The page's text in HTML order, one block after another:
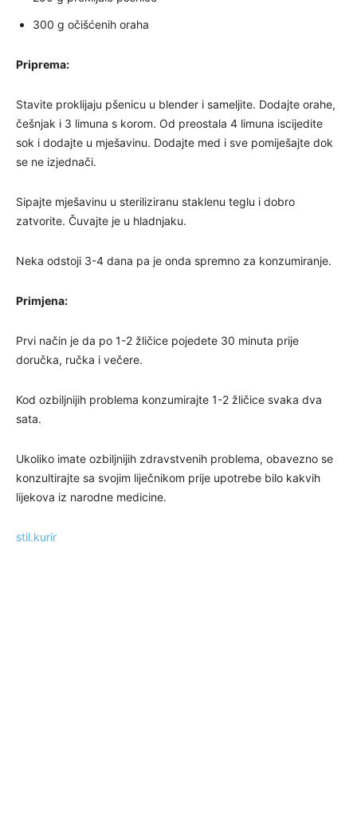
300 g očišćenih oraha
Priprema:
Stavite proklijaju pšenicu u blender i sameljite. Dodajte orahe,
češnjak i 3 limuna s korom. Od preostala 4 limuna iscijedite
sok i dodajte u mješavinu. Dodajte med i sve pomiješajte dok
se ne izjednači.
Sipajte mješavinu u steriliziranu staklenu teglu i dobro
zatvorite. Čuvajte je u hladnjaku.
Neka odstoji 3-4 dana pa je onda spremno za konzumiranje.
Primjena:
Prvi način je da po 1-2 žličice pojedete 30 minuta prije
doručka, ručka i večere.
Kod ozbiljnijih problema konzumirajte 1-2 žličice svaka dva
sata.
Ukoliko imate ozbiljnijih zdravstvenih problema, obavezno se
konzultirajte sa svojim liječnikom prije upotrebe bilo kakvih
lijekova iz narodne medicine.
stil.kurir